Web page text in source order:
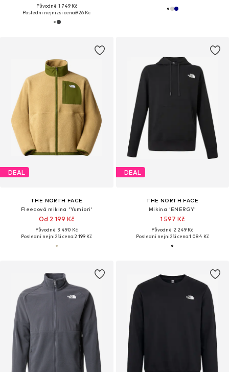
Původně: 1 749 Kč
Poslední nejnižší cena:926 Kč
DEAL
THE NORTH FACE
Fleecová mikina 'Yumiori'
Od 2 199 Kč
Původně: 3 490 Kč
Poslední nejnižší cena:2 199 Kč
DEAL
THE NORTH FACE
Mikina 'ENERGY'
1 597 Kč
Původně: 2 249 Kč
Poslední nejnižší cena:1 084 Kč